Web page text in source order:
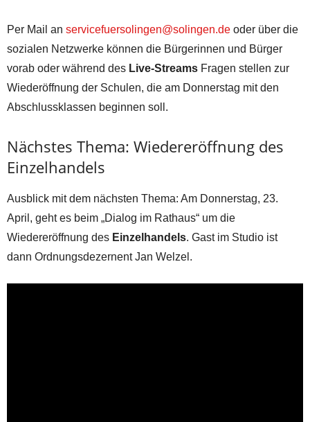
Per Mail an servicefuersolingen@solingen.de oder über die
sozialen Netzwerke können die Bürgerinnen und Bürger
vorab oder während des Live-Streams Fragen stellen zur
Wiederöffnung der Schulen, die am Donnerstag mit den
Abschlussklassen beginnen soll.
Nächstes Thema: Wiedereröffnung des
Einzelhandels
Ausblick mit dem nächsten Thema: Am Donnerstag, 23.
April, geht es beim „Dialog im Rathaus“ um die
Wiedereröffnung des Einzelhandels. Gast im Studio ist
dann Ordnungsdezernent Jan Welzel.